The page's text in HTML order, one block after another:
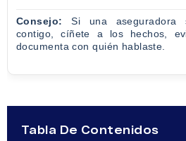
Consejo:
Si una aseguradora
contigo, cíñete a los hechos,
documenta con quién hablaste.
Tabla De Contenidos